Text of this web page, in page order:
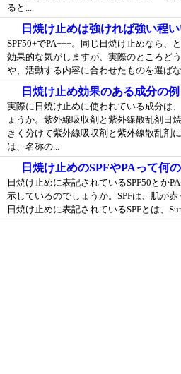
ると...
日焼け止めは強ければ強い程い
SPF50+でPA+++。同じ日焼け止めなら、
効果的な気がしますが、実際のところど
や、活動する内容に合わせたものを選ば
日焼け止め効果のある成分の例
実際に日焼け止めに使われている成分は
ょうか。紫外線吸収剤と紫外線散乱剤日
きく分けて紫外線吸収剤と紫外線散乱剤
は、名称の...
日焼け止めのSPFやPAって何
日焼け止めに表記されているSPF50とか
示しているのでしょうか。SPFは、肌が
日焼け止めに表記されているSPFとは、